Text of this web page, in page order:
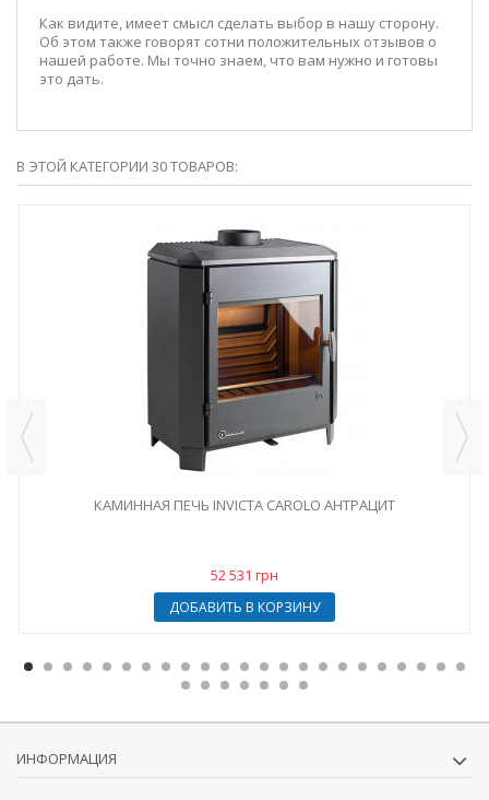
Как видите, имеет смысл сделать выбор в нашу сторону.
Об этом также говорят сотни положительных отзывов о
нашей работе. Мы точно знаем, что вам нужно и готовы
это дать.
В ЭТОЙ КАТЕГОРИИ 30 ТОВАРОВ:
КАМИННАЯ ПЕЧЬ INVICTA CAROLO АНТРАЦИТ
52 531 грн
ДОБАВИТЬ В КОРЗИНУ
ИНФОРМАЦИЯ